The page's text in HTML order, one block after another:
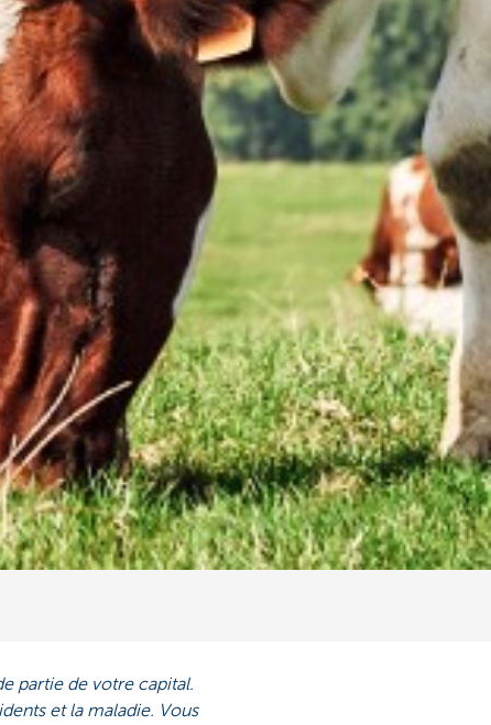
partie de votre capital.
et la maladie. Vous